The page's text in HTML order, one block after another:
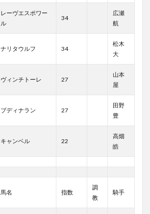
レーヴエスポワー
ル
34
広瀬
航
ナリタウルフ 34
松木
大
ヴィンチトーレ 27
山本
屋
ブディナラン 27
田野
豊
キャンベル 22
高畑
皓
馬名 指数
調
教
騎手